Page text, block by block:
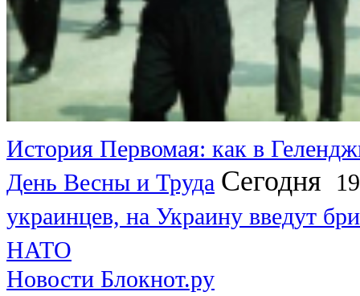
История Первомая: как в
День Весны и Труда Сегодня
украинцев, на Украину введут
НАТО
Новости Блокнот.ру